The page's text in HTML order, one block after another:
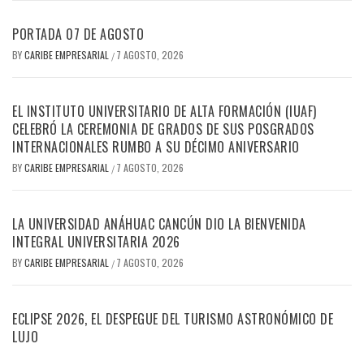
PORTADA 07 DE AGOSTO
BYCARIBE EMPRESARIAL / 7 AGOSTO, 2026
EL INSTITUTO UNIVERSITARIO DE ALTA FORMACIÓN (IUAF)
CELEBRÓ LA CEREMONIA DE GRADOS DE SUS POSGRADOS
INTERNACIONALES RUMBO A SU DÉCIMO ANIVERSARIO
BYCARIBE EMPRESARIAL / 7 AGOSTO, 2026
LA UNIVERSIDAD ANÁHUAC CANCÚN DIO LA BIENVENIDA
INTEGRAL UNIVERSITARIA 2026
BYCARIBE EMPRESARIAL / 7 AGOSTO, 2026
ECLIPSE 2026, EL DESPEGUE DEL TURISMO ASTRONÓMICO DE
LUJO